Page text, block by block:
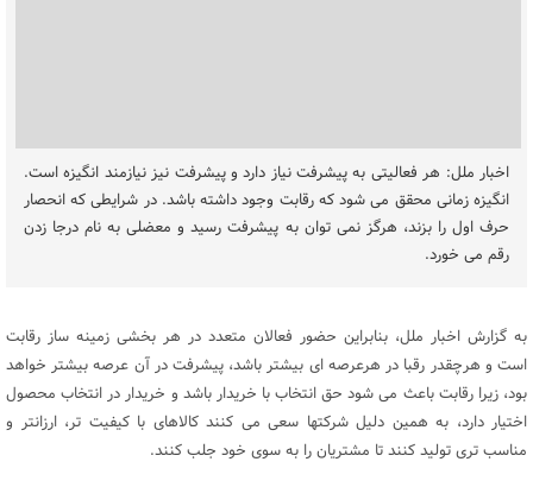
اخبار ملل: هر فعالیتی به پیشرفت نیاز دارد و پیشرفت نیز نیازمند انگیزه است.
انگیزه زمانی محقق می شود که رقابت وجود داشته باشد. در شرایطی که انحصار
حرف اول را بزند، هرگز نمی توان به پیشرفت رسید و معضلی به نام درجا زدن
رقم می خورد.
به گزارش اخبار ملل، بنابراین حضور فعالان متعدد در هر بخشی زمینه ساز رقابت
است و هرچقدر رقبا در هرعرصه ای بیشتر باشد، پیشرفت در آن عرصه بیشتر خواهد
بود، زیرا رقابت باعث می شود حق انتخاب با خریدار باشد و خریدار در انتخاب محصول
اختیار دارد، به همین دلیل شرکتها سعی می کنند کالاهای با کیفیت تر، ارزانتر و
مناسب تری تولید کنند تا مشتریان را به سوی خود جلب کنند.